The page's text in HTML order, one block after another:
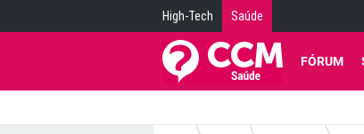
High-Tech Saúde
FÓRUM